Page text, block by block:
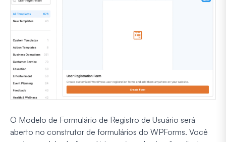
O Modelo de Formulário de Registro de Usuário será
aberto no construtor de formulários do WPForms. Você